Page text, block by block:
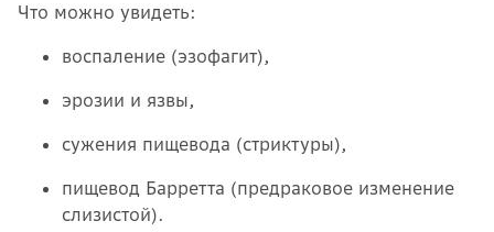
Что можно увидеть:
воспаление (эзофагит),
эрозии и язвы,
сужения пищевода (стриктуры),
пищевод Барретта (предраковое изменение
слизистой).